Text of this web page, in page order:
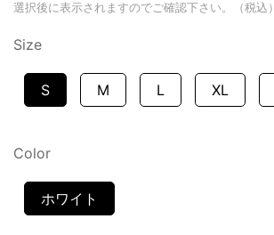
選択後に表示されますのでご確認下さい。（税込）
Size
S M L XL
Color
ホワイト